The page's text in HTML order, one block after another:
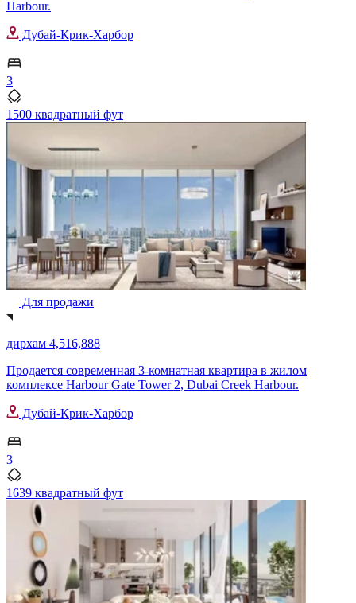
Harbour.
Дубай-Крик-Харбор
3
1500 квадратный фут
Для продажи
дирхам 4,516,888
Продается современная 3-комнатная квартира в жилом
комплексе Harbour Gate Tower 2, Dubai Creek Harbour.
Дубай-Крик-Харбор
3
1639 квадратный фут